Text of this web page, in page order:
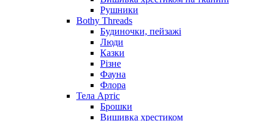
Рушники
Bothy Threads
Будиночки, пейзажі
Люди
Казки
Різне
Фауна
Флора
Тела Артіс
Брошки
Вишивка хрестиком